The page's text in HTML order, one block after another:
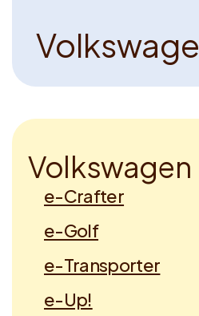
Volkswage
Volkswagen
e-Crafter
e-Golf
e-Transporter
e-Up!